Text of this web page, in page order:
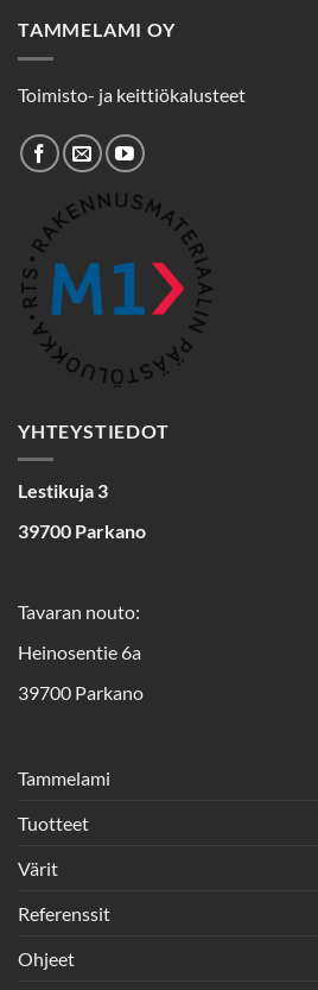
TAMMELAMI OY
Toimisto- ja keittiökalusteet
YHTEYSTIEDOT
Lestikuja 3
39700 Parkano
Tavaran nouto:
Heinosentie 6a
39700 Parkano
Tammelami
Tuotteet
Värit
Referenssit
Ohjeet